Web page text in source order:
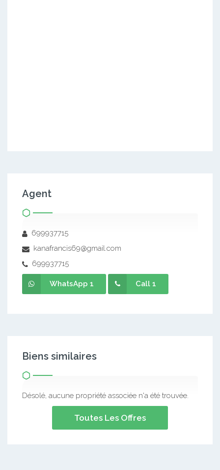
Agent
699937715
kanafrancis69@gmail.com
699937715
WhatsApp 1 Call 1
Biens similaires
Désolé, aucune propriété associée n'a été trouvée.
Toutes Les Offres